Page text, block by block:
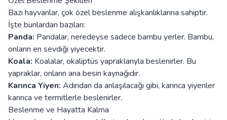
Bazı hayvanlar, çok özel beslenme alışkanlıklarına sahiptir.
İşte bunlardan bazıları:
Panda: Pandalar, neredeyse sadece bambu yerler. Bambu,
onların en sevdiği yiyecektir.
Koala: Koalalar, okaliptüs yapraklarıyla beslenirler. Bu
yapraklar, onların ana besin kaynağıdır.
Karınca Yiyen: Adından da anlaşılacağı gibi, karınca yiyenler
karınca ve termitlerle beslenirler.
Beslenme ve Hayatta Kalma